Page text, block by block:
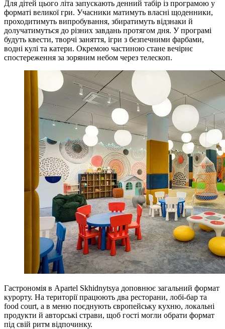
Для дітей цього літа запускають денний табір із програмою у
форматі великої гри. Учасники матимуть власні щоденники,
проходитимуть випробування, збиратимуть відзнаки й
долучатимуться до різних завдань протягом дня. У програмі
будуть квести, творчі заняття, ігри з безпечними фарбами,
водні кулі та катери. Окремою частиною стане вечірнє
спостереження за зоряним небом через телескоп.
Гастрономія в Apartel Skhidnytsya доповнює загальний формат
курорту. На території працюють два ресторани, лобі-бар та
food court, а в меню поєднують європейську кухню, локальні
продукти й авторські страви, щоб гості могли обрати формат
під свій ритм відпочинку.